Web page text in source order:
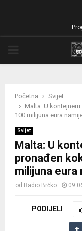
Početna
Svijet
Malta: U
100 milijuna eura
Svijet
Malta: U
pronađen
milijuna eura
od Radio Brčko
PODIJELI